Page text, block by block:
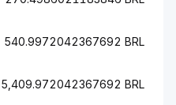
540.9972042367692 BRL
5,409.972042367692 BRL